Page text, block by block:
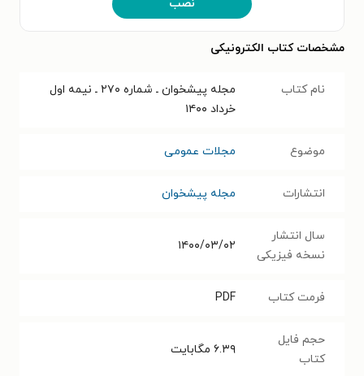
نصب
مشخصات کتاب الکترونیکی
نام کتاب
مجله پیشخوان ـ شماره ۲۷۰ ـ نیمه اول
خرداد ۱۴۰۰
موضوع مجلات عمومی
انتشارات مجله پیشخوان
سال انتشار
نسخه فیزیکی
۱۴۰۰/۰۳/۰۲
فرمت کتاب PDF
حجم فایل
کتاب
۶.۳۹ مگابایت